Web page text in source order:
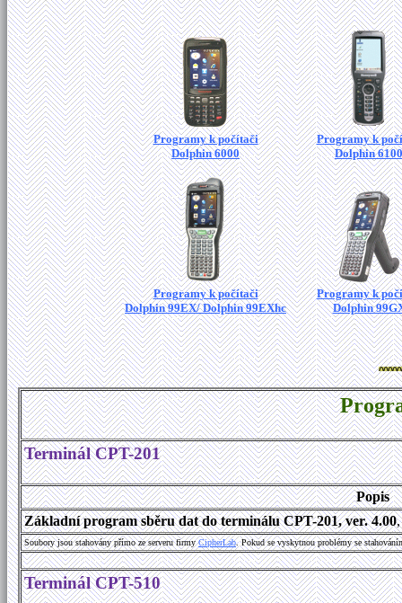
Programy k počítači
Dolphin 6000
Programy k
Dolphin 6100
Programy k počítači
Dolphin 99EX/ Dolphin 99EXhc
Programy k
Dolphin
Terminál CPT-201
Popis
Základní program sběru dat do terminálu CPT-201, ver. 4.00
Soubory jsou stahovány přímo ze serveru firmyCipherLab. Pokud se vyskytnou problémy se
Terminál CPT-510